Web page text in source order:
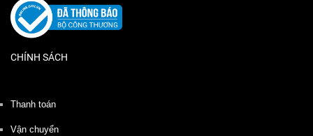
CHÍNH SÁCH
Thanh toán
Vận chuyển